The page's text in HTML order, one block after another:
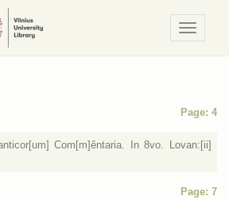
/
Meniu
Page: 4
Com[m]êntaria. In 8vo. Lovan:[ii]
Page: 7